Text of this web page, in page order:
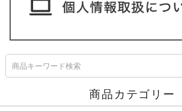
商品カテゴリー